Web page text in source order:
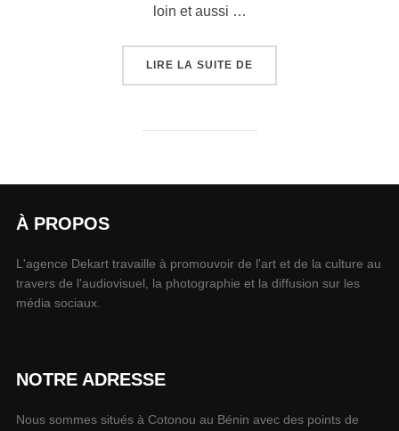
loin et aussi …
LIRE LA SUITE DE
À PROPOS
L'agence Dekart travaille à promouvoir de l'art et de la culture au
travers de l'audiovisuel, la photographie et la diffusion sur les
média sociaux.
NOTRE ADRESSE
Nous sommes situés à Cotonou au Bénin avec des points de